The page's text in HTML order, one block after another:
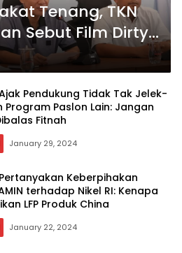
Tenang, TKN
Sebut Film Dirty
Pendukung Tidak Tak Jelek-
Program Paslon Lain: Jangan
Fitnah
January 29, 2024
Keberpihakan
terhadap Nikel RI: Kenapa
LFP Produk China
January 22, 2024